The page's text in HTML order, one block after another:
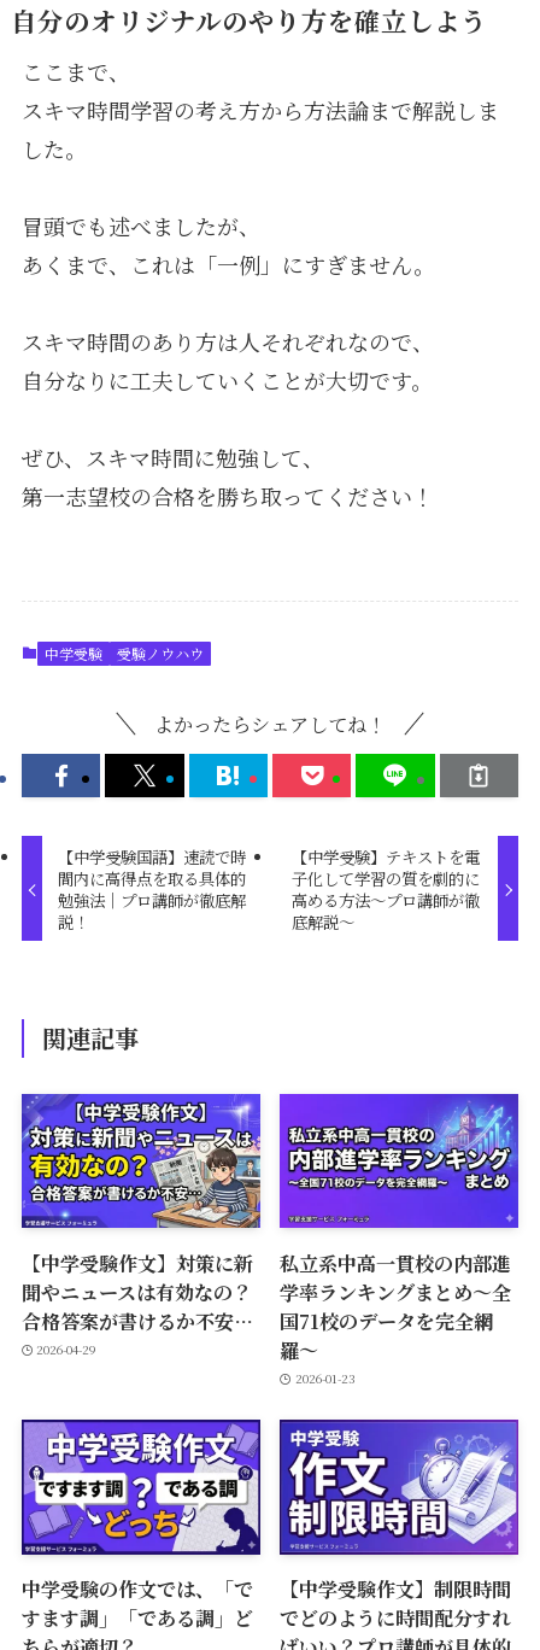
自分のオリジナルのやり方を確立しよう
ここまで、
スキマ時間学習の考え方から方法論まで解説しま
した。
冒頭でも述べましたが、
あくまで、これは「一例」にすぎません。
スキマ時間のあり方は人それぞれなので、
自分なりに工夫していくことが大切です。
ぜひ、スキマ時間に勉強して、
第一志望校の合格を勝ち取ってください！
中学受験 受験ノウハウ
よかったらシェアしてね！
【中学受験国語】速読で時
間内に高得点を取る具体的
勉強法｜プロ講師が徹底解
説！
【中学受験】テキストを電
子化して学習の質を劇的に
高める方法～プロ講師が徹
底解説～
関連記事
【中学受験作文】対策に新
聞やニュースは有効なの？
合格答案が書けるか不安…
2026-04-29
私立系中高一貫校の内部進
学率ランキングまとめ〜全
国71校のデータを完全網
羅〜
2026-01-23
中学受験の作文では、「で
すます調」「である調」ど
【中学受験作文】制限時間
でどのように時間配分すれ